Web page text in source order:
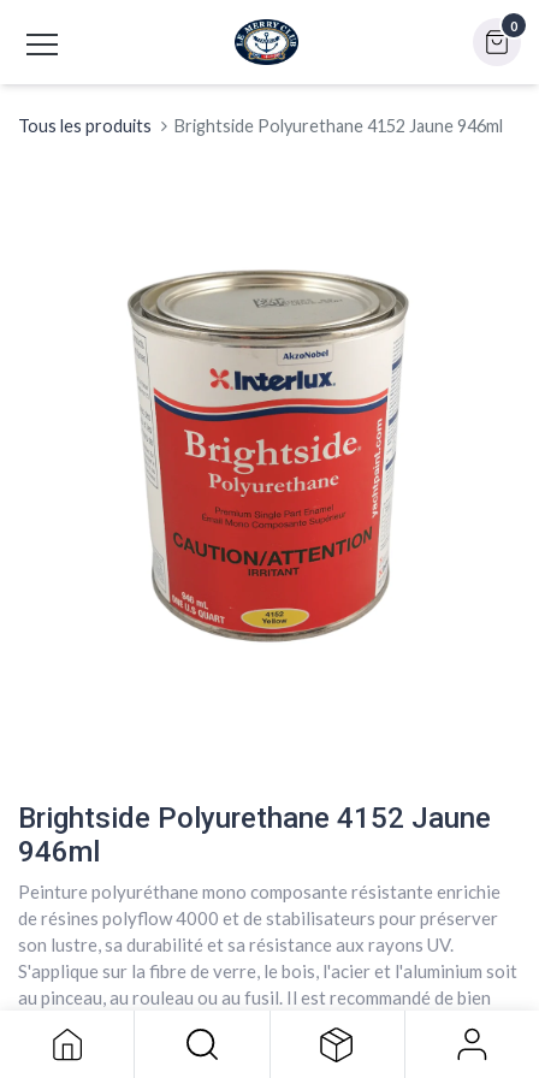
0
Tous les produits Brightside Polyurethane 4152 Jaune 946ml
Brightside Polyurethane 4152 Jaune
946ml
Peinture polyuréthane mono composante résistante enrichie
de résines polyflow 4000 et de stabilisateurs pour préserver
son lustre, sa durabilité et sa résistance aux rayons UV.
S'applique sur la fibre de verre, le bois, l'acier et l'aluminium soit
au pinceau, au rouleau ou au fusil. Il est recommandé de bien
laver la surface avec le nettoyeur/dégraisseur 202 suite au
sablage pour enlever les résidus et d'utiliser, préalablement à la
Brightside Polyurethane 4152 Jaune
946ml
77,75$